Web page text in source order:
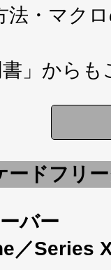
・マク
」 からも
ードフリ
バー
／Series